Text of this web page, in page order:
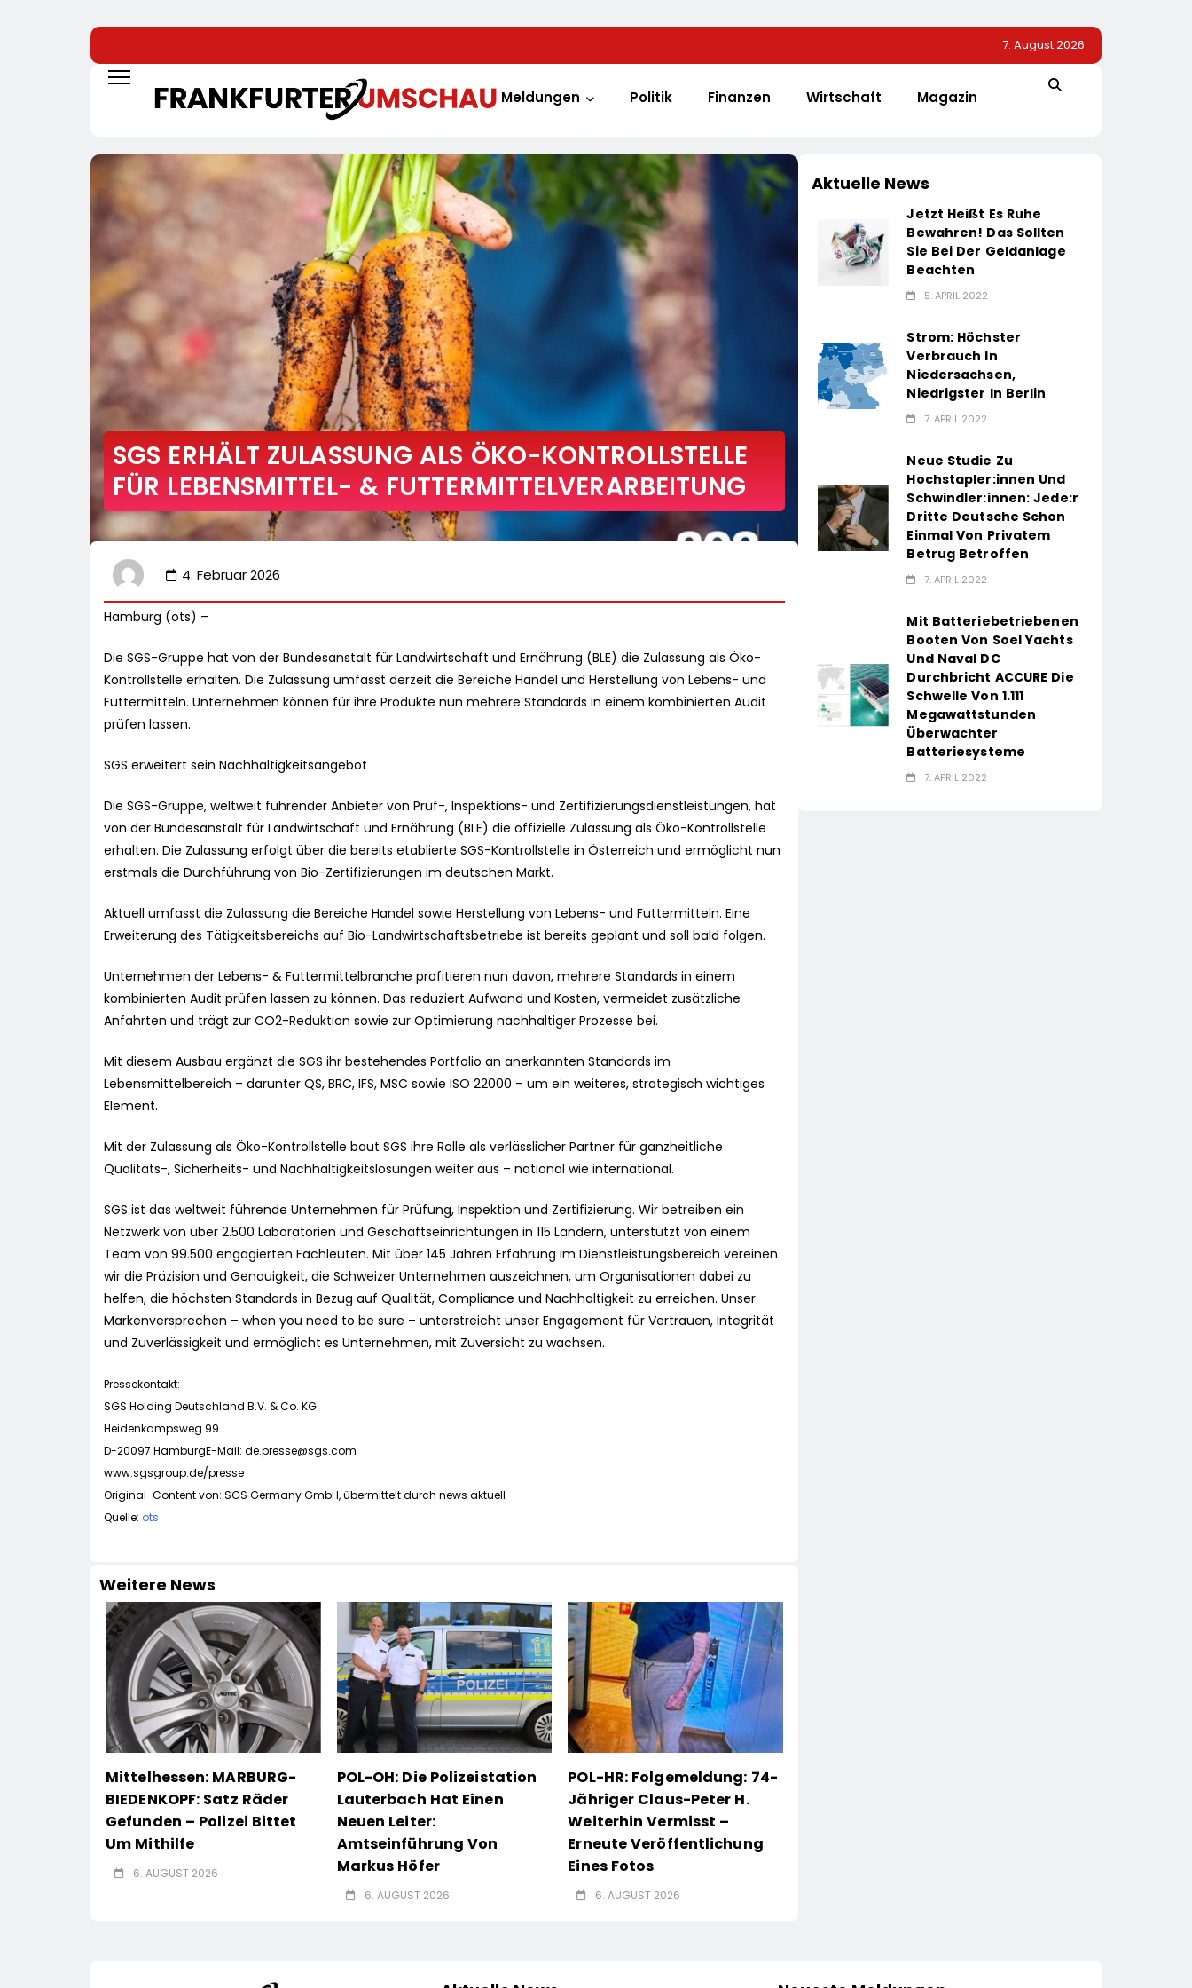
7. August 2026
Meldungen Politik Finanzen Wirtschaft Magazin
SGS ERHÄLT ZULASSUNG ALS ÖKO-KONTROLLSTELLE
FÜR LEBENSMITTEL- & FUTTERMITTELVERARBEITUNG
4. Februar 2026
Hamburg (ots) –
Die SGS-Gruppe hat von der Bundesanstalt für Landwirtschaft und Ernährung (BLE) die Zulassung als Öko-
Kontrollstelle erhalten. Die Zulassung umfasst derzeit die Bereiche Handel und Herstellung von Lebens- und
Futtermitteln. Unternehmen können für ihre Produkte nun mehrere Standards in einem kombinierten Audit
prüfen lassen.
SGS erweitert sein Nachhaltigkeitsangebot
Die SGS-Gruppe, weltweit führender Anbieter von Prüf-, Inspektions- und Zertifizierungsdienstleistungen, hat
von der Bundesanstalt für Landwirtschaft und Ernährung (BLE) die offizielle Zulassung als Öko-Kontrollstelle
erhalten. Die Zulassung erfolgt über die bereits etablierte SGS-Kontrollstelle in Österreich und ermöglicht nun
erstmals die Durchführung von Bio-Zertifizierungen im deutschen Markt.
Aktuell umfasst die Zulassung die Bereiche Handel sowie Herstellung von Lebens- und Futtermitteln. Eine
Erweiterung des Tätigkeitsbereichs auf Bio-Landwirtschaftsbetriebe ist bereits geplant und soll bald folgen.
Unternehmen der Lebens- & Futtermittelbranche profitieren nun davon, mehrere Standards in einem
kombinierten Audit prüfen lassen zu können. Das reduziert Aufwand und Kosten, vermeidet zusätzliche
Anfahrten und trägt zur CO2-Reduktion sowie zur Optimierung nachhaltiger Prozesse bei.
Mit diesem Ausbau ergänzt die SGS ihr bestehendes Portfolio an anerkannten Standards im
Lebensmittelbereich – darunter QS, BRC, IFS, MSC sowie ISO 22000 – um ein weiteres, strategisch wichtiges
Element.
Mit der Zulassung als Öko-Kontrollstelle baut SGS ihre Rolle als verlässlicher Partner für ganzheitliche
Qualitäts-, Sicherheits- und Nachhaltigkeitslösungen weiter aus – national wie international.
SGS ist das weltweit führende Unternehmen für Prüfung, Inspektion und Zertifizierung. Wir betreiben ein
Netzwerk von über 2.500 Laboratorien und Geschäftseinrichtungen in 115 Ländern, unterstützt von einem
Team von 99.500 engagierten Fachleuten. Mit über 145 Jahren Erfahrung im Dienstleistungsbereich vereinen
wir die Präzision und Genauigkeit, die Schweizer Unternehmen auszeichnen, um Organisationen dabei zu
helfen, die höchsten Standards in Bezug auf Qualität, Compliance und Nachhaltigkeit zu erreichen. Unser
Markenversprechen – when you need to be sure – unterstreicht unser Engagement für Vertrauen, Integrität
und Zuverlässigkeit und ermöglicht es Unternehmen, mit Zuversicht zu wachsen.
Pressekontakt:
SGS Holding Deutschland B.V. & Co. KG
Heidenkampsweg 99
D-20097 HamburgE-Mail: de.presse@sgs.com
www.sgsgroup.de/presse
Original-Content von: SGS Germany GmbH, übermittelt durch news aktuell
Quelle: ots
Weitere News
Mittelhessen: MARBURG-
BIEDENKOPF: Satz Räder
Gefunden – Polizei Bittet
Um Mithilfe
6. AUGUST 2026
POL-OH: Die Polizeistation
Lauterbach Hat Einen
Neuen Leiter:
Amtseinführung Von
Markus Höfer
6. AUGUST 2026
POL-HR: Folgemeldung: 74-
Jähriger Claus-Peter H.
Weiterhin Vermisst –
Erneute Veröffentlichung
Eines Fotos
6. AUGUST 2026
Aktuelle News
Jetzt Heißt Es Ruhe
Bewahren! Das Sollten
Sie Bei Der Geldanlage
Beachten
5. APRIL 2022
Strom: Höchster
Verbrauch In
Niedersachsen,
Niedrigster In Berlin
7. APRIL 2022
Neue Studie Zu
Hochstapler:innen Und
Schwindler:innen: Jede:r
Dritte Deutsche Schon
Einmal Von Privatem
Betrug Betroffen
7. APRIL 2022
Mit Batteriebetriebenen
Booten Von Soel Yachts
Und Naval DC
Durchbricht ACCURE Die
Schwelle Von 1.111
Megawattstunden
Überwachter
Batteriesysteme
7. APRIL 2022